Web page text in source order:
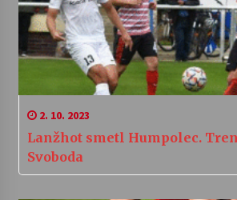
2. 10. 2023
Lanžhot smetl Humpolec.
Svoboda